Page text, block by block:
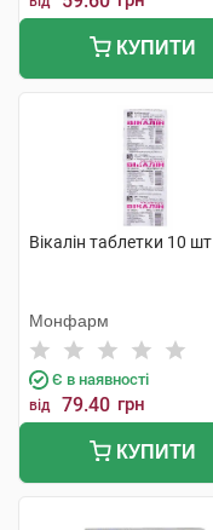
КУПИТИ
Вікалін таблетки 10 шт
Монфарм
Є в наявності
від 79.40 грн
КУПИТИ